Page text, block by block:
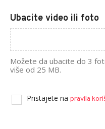
Ubacite video ili foto
Možete da ubacite do 3
više od 25 MB.
Pristajete na pravila